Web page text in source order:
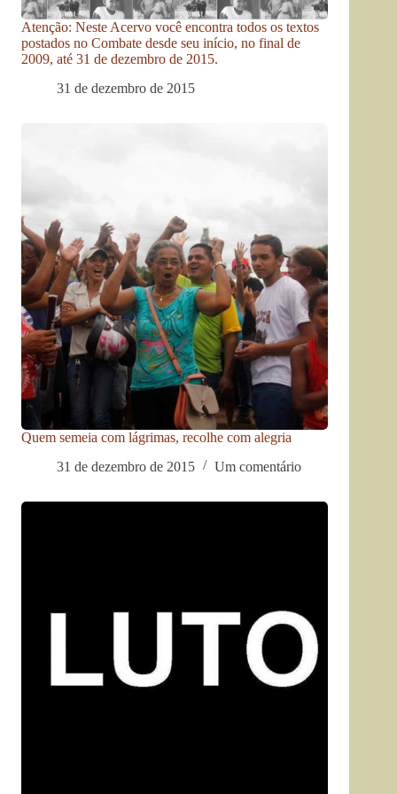
Atenção: Neste Acervo você encontra todos os textos
postados no Combate desde seu início, no final de
2009, até 31 de dezembro de 2015.
31 de dezembro de 2015
Quem semeia com lágrimas, recolhe com alegria
31 de dezembro de 2015
Um comentário